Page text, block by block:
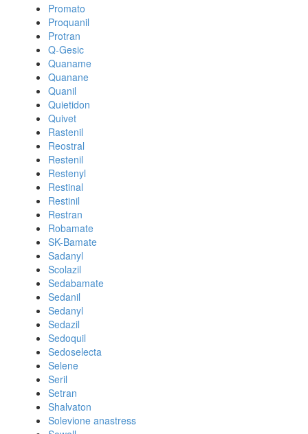
Promato
Proquanil
Protran
Q-Gesic
Quaname
Quanane
Quanil
Quietidon
Quivet
Rastenil
Reostral
Restenil
Restenyl
Restinal
Restinil
Restran
Robamate
SK-Bamate
Sadanyl
Scolazil
Sedabamate
Sedanil
Sedanyl
Sedazil
Sedoquil
Sedoselecta
Selene
Seril
Setran
Shalvaton
Solevione anastress